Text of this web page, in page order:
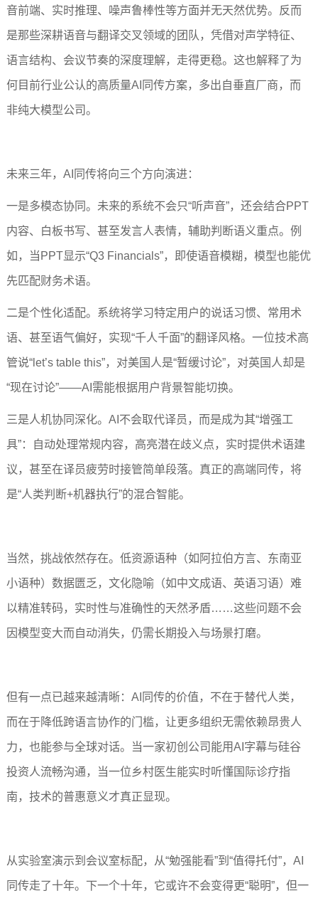
音前端、实时推理、噪声鲁棒性等方面并无天然优势。反而
是那些深耕语音与翻译交叉领域的团队，凭借对声学特征、
语言结构、会议节奏的深度理解，走得更稳。这也解释了为
何目前行业公认的高质量AI同传方案，多出自垂直厂商，而
非纯大模型公司。
未来三年，AI同传将向三个方向演进：
一是多模态协同。未来的系统不会只“听声音”，还会结合PPT
内容、白板书写、甚至发言人表情，辅助判断语义重点。例
如，当PPT显示“Q3 Financials”，即使语音模糊，模型也能优
先匹配财务术语。
二是个性化适配。系统将学习特定用户的说话习惯、常用术
语、甚至语气偏好，实现“千人千面”的翻译风格。一位技术高
管说“let’s table this”，对美国人是“暂缓讨论”，对英国人却是
“现在讨论”——AI需能根据用户背景智能切换。
三是人机协同深化。AI不会取代译员，而是成为其“增强工
具”：自动处理常规内容，高亮潜在歧义点，实时提供术语建
议，甚至在译员疲劳时接管简单段落。真正的高端同传，将
是“人类判断+机器执行”的混合智能。
当然，挑战依然存在。低资源语种（如阿拉伯方言、东南亚
小语种）数据匮乏，文化隐喻（如中文成语、英语习语）难
以精准转码，实时性与准确性的天然矛盾……这些问题不会
因模型变大而自动消失，仍需长期投入与场景打磨。
但有一点已越来越清晰：AI同传的价值，不在于替代人类，
而在于降低跨语言协作的门槛，让更多组织无需依赖昂贵人
力，也能参与全球对话。当一家初创公司能用AI字幕与硅谷
投资人流畅沟通，当一位乡村医生能实时听懂国际诊疗指
南，技术的普惠意义才真正显现。
从实验室演示到会议室标配，从“勉强能看”到“值得托付”，AI
同传走了十年。下一个十年，它或许不会变得更“聪明”，但一